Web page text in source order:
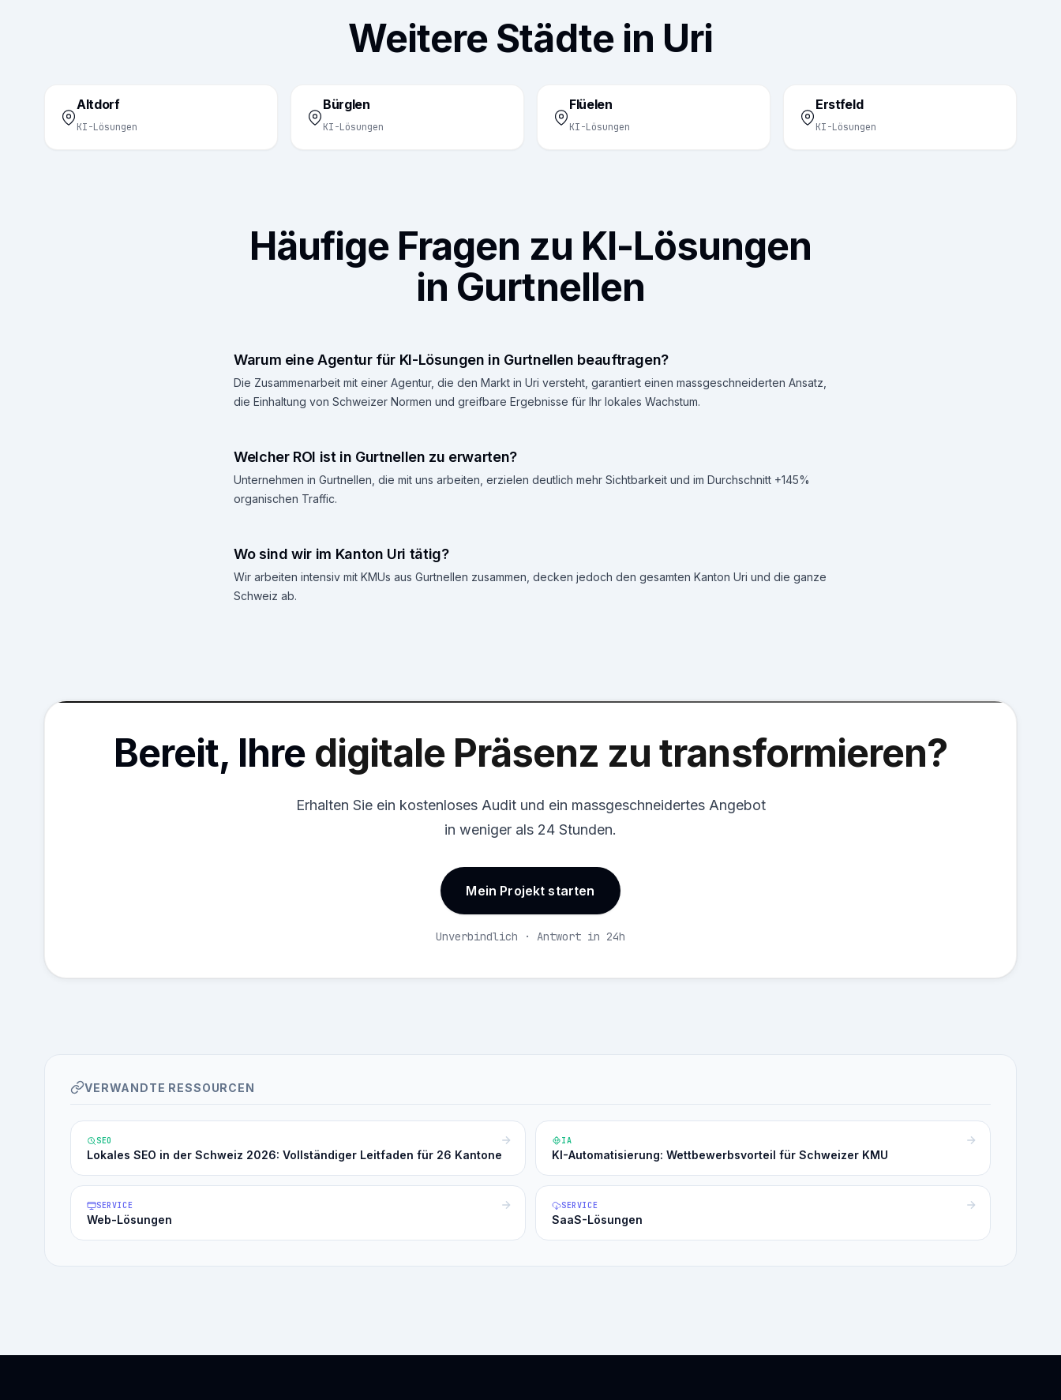
Weitere Städte in Uri
Altdorf
KI-Lösungen
Bürglen
KI-Lösungen
Flüelen
KI-Lösungen
Erstfeld
KI-Lösungen
Häufige Fragen zu KI-Lösungen
in Gurtnellen
Warum eine Agentur für KI-Lösungen in Gurtnellen beauftragen?
Die Zusammenarbeit mit einer Agentur, die den Markt in Uri versteht, garantiert einen massgeschneiderten Ansatz,
die Einhaltung von Schweizer Normen und greifbare Ergebnisse für Ihr lokales Wachstum.
Welcher ROI ist in Gurtnellen zu erwarten?
Unternehmen in Gurtnellen, die mit uns arbeiten, erzielen deutlich mehr Sichtbarkeit und im Durchschnitt +145%
organischen Traffic.
Wo sind wir im Kanton Uri tätig?
Wir arbeiten intensiv mit KMUs aus Gurtnellen zusammen, decken jedoch den gesamten Kanton Uri und die ganze
Schweiz ab.
Bereit, Ihre digitale Präsenz zu transformieren?
Erhalten Sie ein kostenloses Audit und ein massgeschneidertes Angebot
in weniger als 24 Stunden.
Mein Projekt starten
Unverbindlich · Antwort in 24h
VERWANDTE RESSOURCEN
SEO
Lokales SEO in der Schweiz 2026: Vollständiger Leitfaden für 26 Kantone
IA
KI-Automatisierung: Wettbewerbsvorteil für Schweizer KMU
SERVICE
Web-Lösungen
SERVICE
SaaS-Lösungen